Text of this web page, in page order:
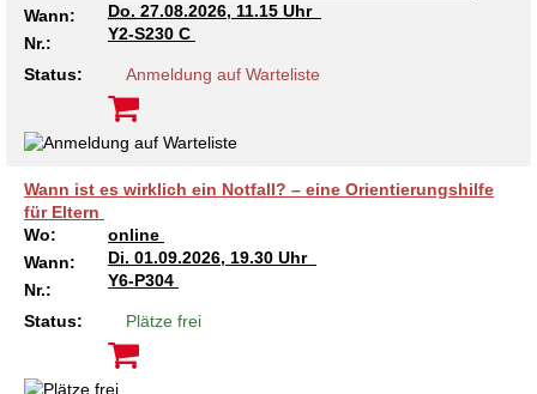
Wann:
Do. 27.08.2026, 11.15 Uhr
Nr.:
Y2-S230 C
Status: Anmeldung auf Warteliste
Wann ist es wirklich ein Notfall? – eine Orientierungshilfe
für Eltern
Wo:
online
Wann:
Di. 01.09.2026, 19.30 Uhr
Nr.:
Y6-P304
Status: Plätze frei